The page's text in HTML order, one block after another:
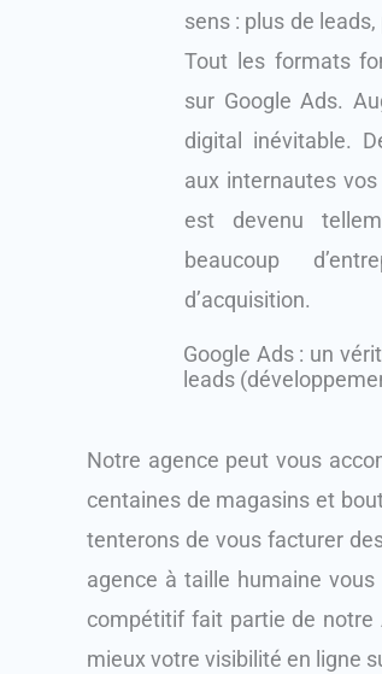
sens : plus de
Tout les formats
sur Google Ads.
digital inévitable.
aux internautes
est devenu
beaucoup
d’acquisition.
Google Ads : un
leads
Notre agence peut vous
centaines de magasins et
tenterons de vous facturer
agence à taille humaine
compétitif fait partie de notre
mieux votre visibilité en ligne